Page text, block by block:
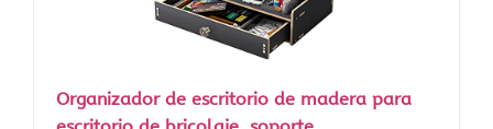
Organizador de escritorio de madera para